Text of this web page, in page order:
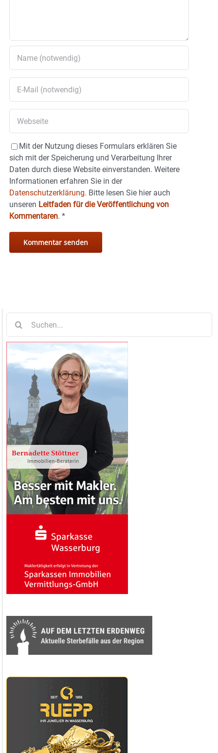
Mit der Nutzung dieses Formulars erklären Sie
sich mit der Speicherung und Verarbeitung Ihrer
Daten durch diese Website einverstanden. Weitere
Informationen erfahren Sie in der
Datenschutzerklärung. Bitte lesen Sie hier auch
unseren Leitfaden für die Veröffentlichung von
Kommentaren. *
nach: